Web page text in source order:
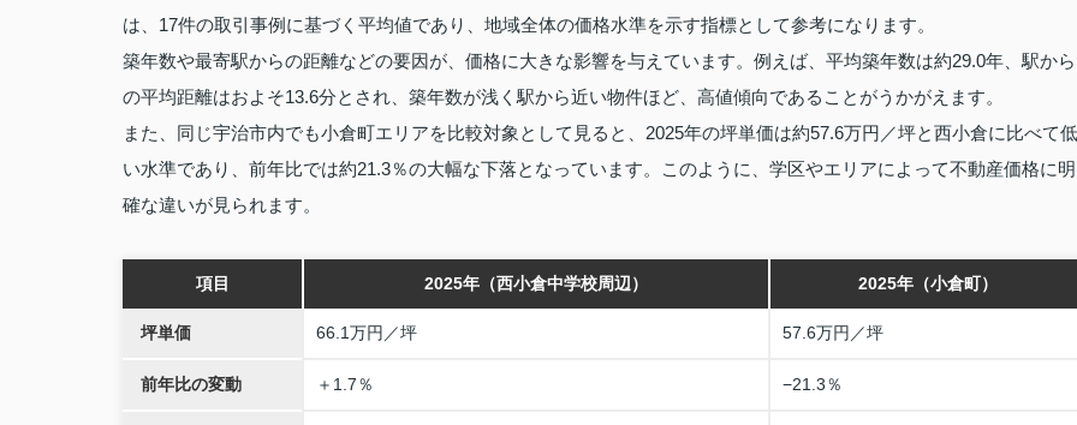
は、17件の取引事例に基づく平均値であり、地域全体の価格水準を示す指標として参考になります。
築年数や最寄駅からの距離などの要因が、価格に大きな影響を与えています。例えば、平均築年数は約29.0年、駅から
の平均距離はおよそ13.6分とされ、築年数が浅く駅から近い物件ほど、高値傾向であることがうかがえます。
また、同じ宇治市内でも小倉町エリアを比較対象として見ると、2025年の坪単価は約57.6万円／坪と西小倉に比べて低
い水準であり、前年比では約21.3％の大幅な下落となっています。このように、学区やエリアによって不動産価格に明
確な違いが見られます。
項目 2025年（西小倉中学校周辺） 2025年（小倉町）
坪単価 66.1万円／坪 57.6万円／坪
前年比の変動 ＋1.7％ −21.3％